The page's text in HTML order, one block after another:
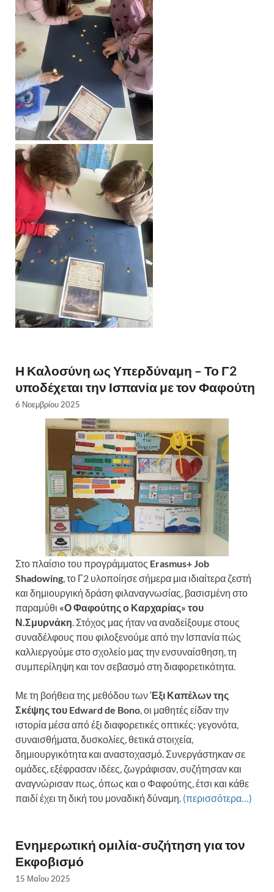
Η Καλοσύνη ως Υπερδύναμη – Το Γ2
υποδέχεται την Ισπανία με τον Φαφούτη
6 Νοεμβρίου 2025
Στο πλαίσιο του προγράμματος Erasmus+ Job
Shadowing , το Γ2 υλοποίησε σήμερα μια ιδιαίτερα ζεστή
και δημιουργική δράση φιλαναγνωσίας, βασισμένη στο
παραμύθι «Ο Φαφούτης ο Καρχαρίας» του
Ν.Σμυρνάκη . Στόχος μας ήταν να αναδείξουμε στους
συναδέλφους που φιλοξενούμε από την Ισπανία πώς
καλλιεργούμε στο σχολείο μας την ενσυναίσθηση, τη
συμπερίληψη και τον σεβασμό στη διαφορετικότητα.
Με τη βοήθεια της μεθόδου τωνΈξι Καπέλων της
Σκέψης του Edward de Bono , οι μαθητές είδαν την
ιστορία μέσα από έξι διαφορετικές οπτικές: γεγονότα,
συναισθήματα, δυσκολίες, θετικά στοιχεία,
δημιουργικότητα και αναστοχασμό. Συνεργάστηκαν σε
ομάδες, εξέφρασαν ιδέες, ζωγράφισαν, συζήτησαν και
αναγνώρισαν πως, όπως και ο Φαφούτης, έτσι και κάθε
παιδί έχει τη δική του μοναδική δύναμη. (περισσότερα…)
Ενημερωτική ομιλία-συζήτηση για τον
Εκφοβισμό
15 Μαΐου 2025